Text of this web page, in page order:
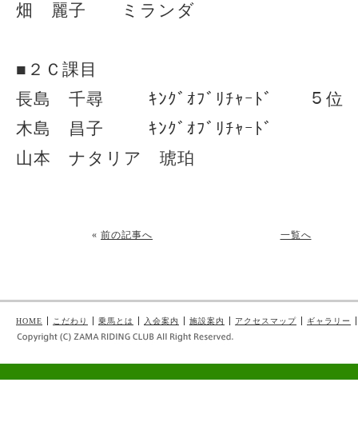
畑 麗子 ミランダ
■２Ｃ課目
長島 千尋 ｷﾝｸﾞｵﾌﾞﾘﾁｬｰﾄﾞ ５位
木島 昌子 ｷﾝｸﾞｵﾌﾞﾘﾁｬｰﾄﾞ
山本 ナタリア 琥珀
« 前の記事へ 一覧へ
HOME こだわり 乗馬とは 入会案内 施設案内 アクセスマップ ギャラリー